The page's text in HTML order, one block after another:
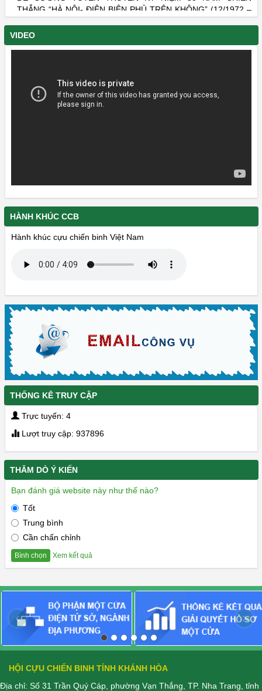
THẮNG “HÀ NỘI- ĐIỆN BIÊN PHỦ TRÊN KHÔNG” (12/1972 –
12/2022)
VIDEO
HÀNH KHÚC CCB
Hành khúc cựu chiến binh Việt Nam
THỐNG KÊ TRUY CẬP
Trực tuyến: 4
Lượt truy cập: 937896
THĂM DÒ Ý KIẾN
Bạn đánh giá website này như thế nào?
Tốt
Trung bình
Cần chấn chỉnh
Bình chọn Xem kết quả
‹ ›
HỘI CỰU CHIẾN BINH TỈNH KHÁNH HÒA
Địa chỉ: Số 31 Trần Quý Cáp, phường Vạn Thắng, TP. Nha Trang, tỉnh